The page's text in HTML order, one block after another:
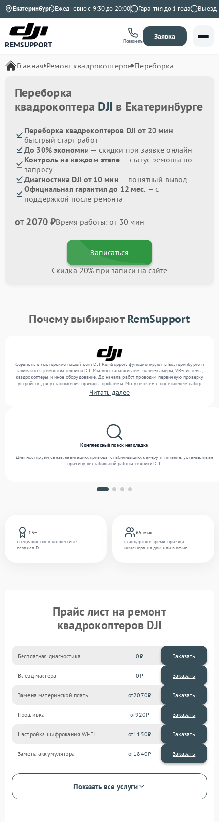
Екатеринбург
4.9 на Яндекс Ежедневно с 9:30 до 20:00 Гарантия до 1 года Выезд
REMSUPPORT Позвонить
Заявка
Главная Ремонт квадрокоптеров Переборка
Переборка
квадрокоптера DJI в Екатеринбурге
Переборка квадрокоптеров DJI от 20 мин —
быстрый старт работ
До 30% экономии — скидки при заявке онлайн
Контроль на каждом этапе — статус ремонта по
запросу
Диагностика DJI от 10 мин — понятный вывод
Официальная гарантия до 12 мес. — с
поддержкой после ремонта
от 2070 ₽Время работы: от 30 мин
Записаться
Скидка 20% при записи на сайте
Почему выбираютRemSupport
Сервисные мастерские нашей сети DJI RemSupport функционируют в Екатеринбурге и
занимаются ремонтом техники DJI. Мы восстанавливаем экшен-камеры, VR-системы,
квадрокоптеры и иное оборудование. До начала работ проводим первичную проверку
устройств для установления причины проблемы. Мы уточняем с посетителем набор
нужных действий и их цену, лишь потом выполняем восстановление с заменой
запчастей по необходимости. В конце подтверждаем качество услуг финальной
Читать далее
13+
специалистов в коллективе
сервиса DJI
65 мин
стандартное время приезда
инженера на дом или в офис
Комплексный поиск неполадки
Диагностируем связь, навигацию, приводы, стабилизацию, камеру и питание, устанавливая
причину нестабильной работы техники DJI.
Прайс лист на ремонт
квадрокоптеров DJI
Бесплатная диагностика 0 Заказать
Выезд мастера 0 Заказать
Замена материнской платы 2070
Прошивка 920
Настройка шифрования Wi-Fi 1150
Замена аккумулятора 1840
Показать все услуги